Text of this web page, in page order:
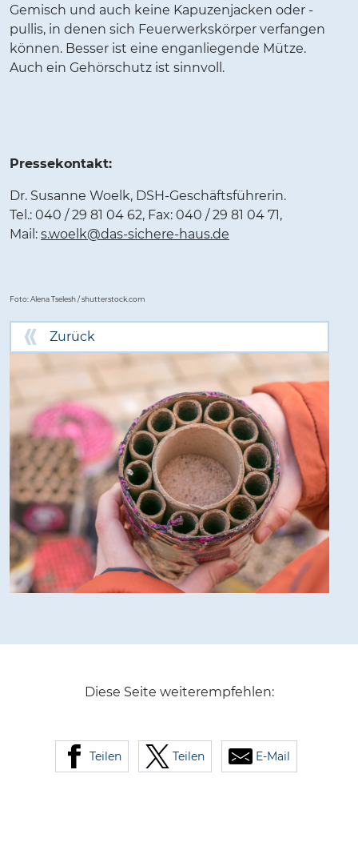
Gemisch und auch keine Kapuzenjacken oder -
pullis, in denen sich Feuerwerkskörper verfangen
können. Besser ist eine enganliegende Mütze.
Auch ein Gehörschutz ist sinnvoll.
Pressekontakt:
Dr. Susanne Woelk, DSH-Geschäftsführerin.
Tel.: 040 / 29 81 04 62, Fax: 040 / 29 81 04 71,
Mail: s.woelk@das-sichere-haus.de
Foto: Alena Tselesh / shutterstock.com
Zurück
Diese Seite weiterempfehlen:
Teilen Teilen E-Mail